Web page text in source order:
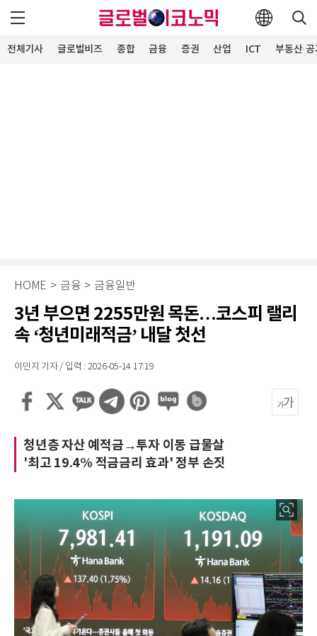
전체기사 글로벌비즈 종합 금융 증권 산업 ICT 부동산·
HOME > 금융 > 금융일반
3년 부으면 2255만원 목돈…코스피 랠리
속 ‘청년미래적금’ 내달 첫선
이민지 기자 / 입력 : 2026-05-14 17:19
청년층 자산 예적금→투자 이동 급물살
'최고 19.4% 적금금리 효과' 정부 손짓